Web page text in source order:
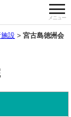
メニュー
設
宮古島徳洲会